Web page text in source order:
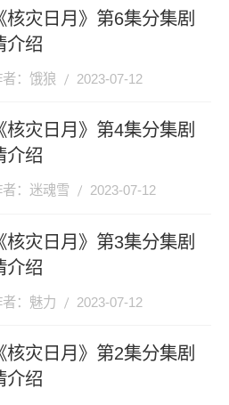
《核灾日月》第6集分集剧
介绍
者：饿狼 2023-07-12
《核灾日月》第4集分集剧
介绍
者：迷魂雪 2023-07-12
《核灾日月》第3集分集剧
介绍
者：魅力 2023-07-12
《核灾日月》第2集分集剧
介绍